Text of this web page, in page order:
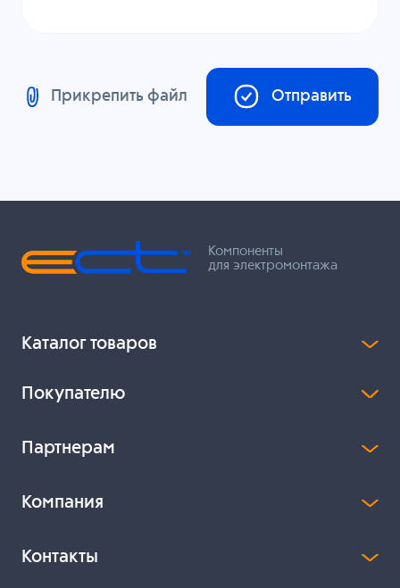
Прикрепить файл Отправить
Компоненты
для электромонтажа
Каталог товаров
Покупателю
Партнерам
Компания
Контакты